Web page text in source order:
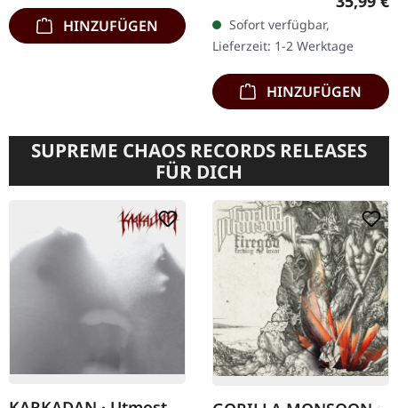
HINZUFÜGEN
Doppel-Vinyl im Gatefold-
Cover. Black Label Society
kehrt mit donnernder
Gewalt…
Sofort verfügbar,
Lieferzeit: 1-2 Werktage
HINZUFÜGEN
SUPREME CHAOS RECORDS RELEASES
FÜR DICH